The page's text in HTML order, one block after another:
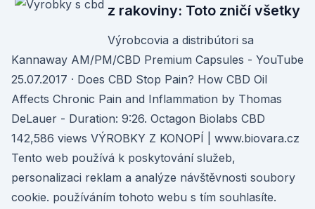
z rakoviny: Toto zničí všetky
Výrobcovia a distribútori sa
Kannaway AM/PM/CBD Premium Capsules - YouTube
25.07.2017 · Does CBD Stop Pain? How CBD Oil
Affects Chronic Pain and Inflammation by Thomas
DeLauer - Duration: 9:26. Octagon Biolabs CBD
142,586 views VÝROBKY Z KONOPÍ | www.biovara.cz
Tento web používá k poskytování služeb,
personalizaci reklam a analýze návštěvnosti soubory
cookie. používáním tohoto webu s tím souhlasíte.